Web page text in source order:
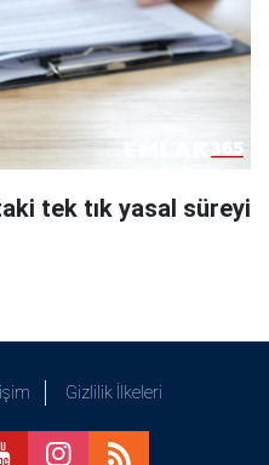
tek tık yasal süreyi
Gizlilik İlkeleri